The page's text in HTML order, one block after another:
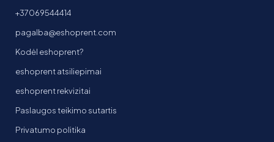
+37069544414
pagalba@eshoprent.com
Kodėl eshoprent?
eshoprent atsiliepimai
eshoprent rekvizitai
Paslaugos teikimo sutartis
Privatumo politika